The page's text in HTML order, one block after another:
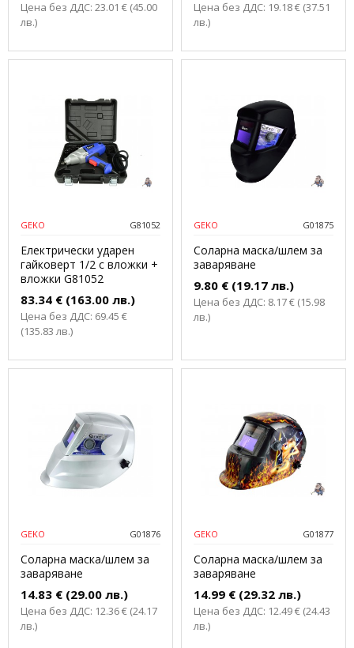
Цена без ДДС: 23.01 € (45.00
лв.)
Цена без ДДС: 19.18 € (37.51
лв.)
GEKO G81052
Електрически ударен
гайковерт 1/2 с вложки +
вложки G81052
83.34 € (163.00 лв.)
Цена без ДДС: 69.45 €
(135.83 лв.)
GEKO G01875
Соларна маска/шлем за
заваряване
9.80 € (19.17 лв.)
Цена без ДДС: 8.17 € (15.98
лв.)
GEKO G01876
Соларна маска/шлем за
заваряване
14.83 € (29.00 лв.)
Цена без ДДС: 12.36 € (24.17
лв.)
GEKO G01877
Соларна маска/шлем за
заваряване
14.99 € (29.32 лв.)
Цена без ДДС: 12.49 € (24.43
лв.)